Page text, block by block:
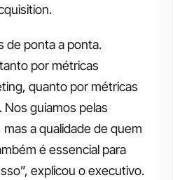
de ponta a ponta.
por métricas
quanto por métricas
Nos guiamos pelas
a qualidade de quem
é essencial para
explicou o executivo.